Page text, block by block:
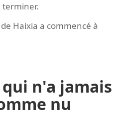
terminer.
Haixia a commencé à
n'a jamais
nu